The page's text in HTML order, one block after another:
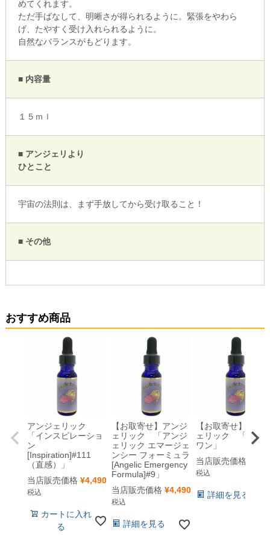
めてくれます。
ただ手ばなして、明晰さが得られるように。緊張をやわら
げ、たやすく受け入れられるように。
自然なバランスがもどります。
■ 内容量
１５ｍｌ
■ アンジェリより
ひとこと
宇宙の法則は、まず手放してから受け取ること！
■ その他
おすすめ商品
アンジェリック
「インスピレーショ
ン
[Inspiration]#111
（直感）」
当店販売価格 ¥4,490
税込
カートに入れ
る
【お取寄せ】アンジ
ェリック 「アンジ
ェリック エマージェ
ンシー フォーミュラ
[Angelic Emergency
Formula]#9」
当店販売価格 ¥4,490
税込
詳細を見る
【お取寄せ】アン
ェリック 「オビ
ワン」
当店販売価格
税込
詳細を見る